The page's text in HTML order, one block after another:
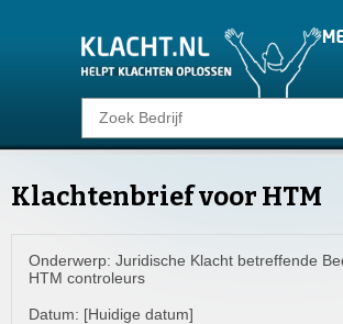
Klacht melden
Consumentenrecht
Barometer
Klachtenbrief voor HTM
Onderwerp: Juridische Klacht betreffende
HTM controleurs
Datum: [Huidige datum]